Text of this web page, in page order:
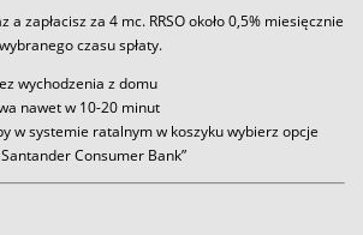
a zapłacisz za 4 mc. RRSO około 0,5% miesięcznie
czasu spłaty.
wychodzenia z domu
nawet w 10-20 minut
w systemie ratalnym w koszyku wybierz opcje
Santander Consumer Bank”